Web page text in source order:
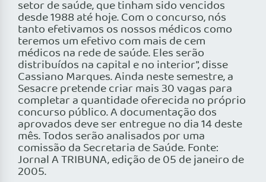
setor de saúde, que tinham sido vencidos
desde 1988 até hoje. Com o concurso, nós
tanto efetivamos os nossos médicos como
teremos um efetivo com mais de cem
médicos na rede de saúde. Eles serão
distribuídos na capital e no interior”, disse
Cassiano Marques. Ainda neste semestre, a
Sesacre pretende criar mais 30 vagas para
completar a quantidade oferecida no próprio
concurso público. A documentação dos
aprovados deve ser entregue no dia 14 deste
mês. Todos serão analisados por uma
comissão da Secretaria de Saúde. Fonte:
Jornal A TRIBUNA, edição de 05 de janeiro de
2005.